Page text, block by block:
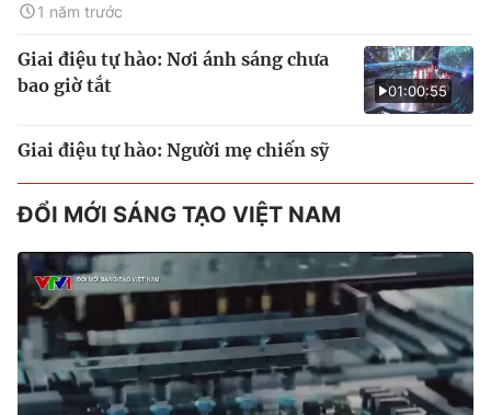
1 năm trước
01:00:55
Giai điệu tự hào: Nơi ánh sáng chưa
bao giờ tắt
Giai điệu tự hào: Người mẹ chiến sỹ
ĐỔI MỚI SÁNG TẠO VIỆT NAM